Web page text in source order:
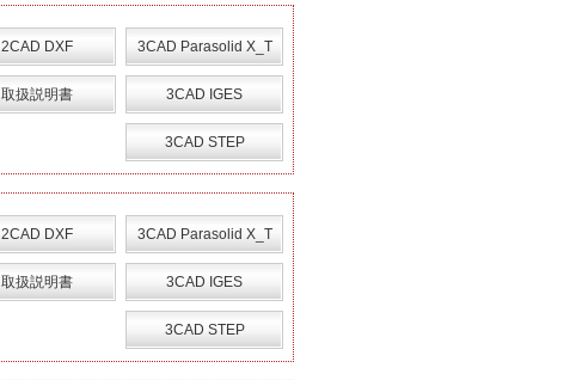
2CAD DXF
取扱説明書
3CAD Parasolid X_T
3CAD IGES
3CAD STEP
2CAD DXF
取扱説明書
3CAD Parasolid X_T
3CAD IGES
3CAD STEP